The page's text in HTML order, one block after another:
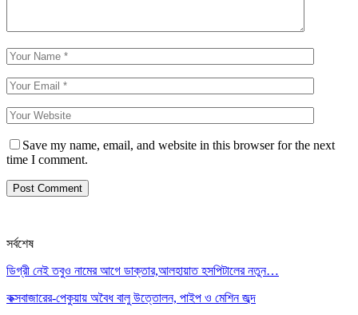
Save my name, email, and website in this browser for the next
time I comment.
সর্বশেষ
ডিগ্রী নেই তবুও নামের আগে ডাক্তার,আলহায়াত হসপিটালের নতুন…
কক্সবাজারের-পেকুয়ায় অবৈধ বালু উত্তোলন, পাইপ ও মেশিন জব্দ